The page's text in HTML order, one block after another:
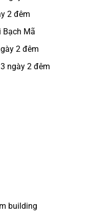
2 đêm
Bạch Mã
2 đêm
ngày 2 đêm
building